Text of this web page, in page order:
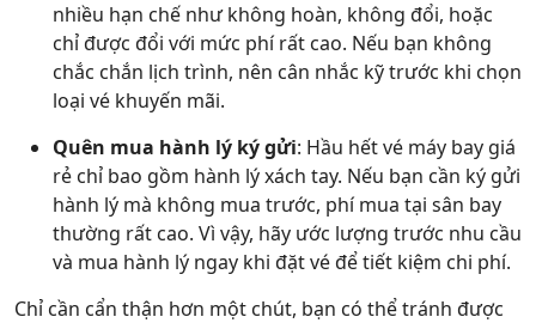
nhiều hạn chế như không hoàn, không đổi, hoặc
chỉ được đổi với mức phí rất cao. Nếu bạn không
chắc chắn lịch trình, nên cân nhắc kỹ trước khi chọn
loại vé khuyến mãi.
Quên mua hành lý ký gửi: Hầu hết vé máy bay giá
rẻ chỉ bao gồm hành lý xách tay. Nếu bạn cần ký gửi
hành lý mà không mua trước, phí mua tại sân bay
thường rất cao. Vì vậy, hãy ước lượng trước nhu cầu
và mua hành lý ngay khi đặt vé để tiết kiệm chi phí.
Chỉ cần cẩn thận hơn một chút, bạn có thể tránh được